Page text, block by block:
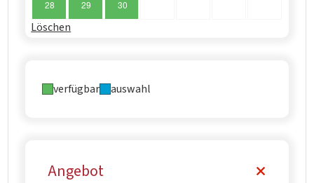
28 29 30
Löschen
verfügbar auswahl
Angebot